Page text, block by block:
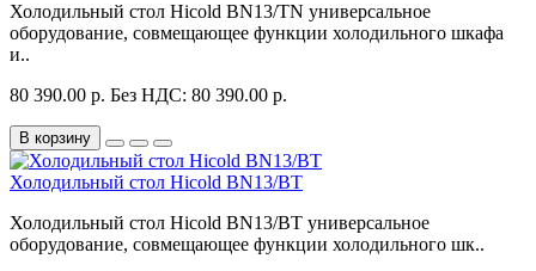
Холодильный стол Hicold BN13/TN универсальное
оборудование, совмещающее функции холодильного шкафа
и..
80 390.00 р. Без НДС: 80 390.00 р.
В корзину
Холодильный стол Hicold BN13/BT
Холодильный стол Hicold BN13/BT универсальное
оборудование, совмещающее функции холодильного шк..